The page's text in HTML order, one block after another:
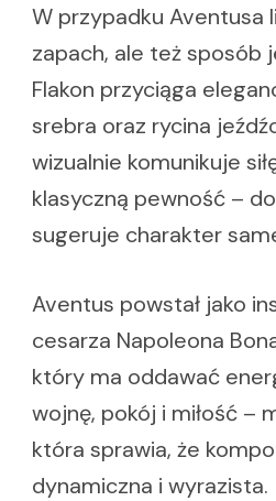
W przypadku Aventusa
zapach, ale też sposób
Flakon przyciąga
srebra oraz rycina
wizualnie komunikuje
klasyczną pewność –
sugeruje charakter
Aventus powstał jako
cesarza Napoleona
który ma oddawać
wojnę, pokój i miłość –
która sprawia, że
dynamiczna i wyrazista.